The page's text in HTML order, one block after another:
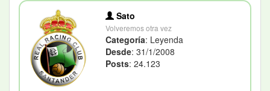
Sato
Volveremos otra vez
Categoría: Leyenda
Desde: 31/1/2008
Posts: 24.123